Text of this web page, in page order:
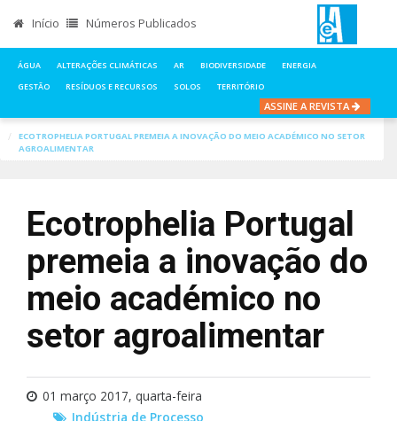
Início Números Publicados
ÁGUA ALTERAÇÕES CLIMÁTICAS AR BIODIVERSIDADE
ENERGIA
GESTÃO
RESÍDUOS E RECURSOS SOLOS TERRITÓRIO
ASSINE A REVISTA
ECOTROPHELIA PORTUGAL PREMEIA A INOVAÇÃO DO MEIO ACADÉMICO NO SETOR
AGROALIMENTAR
Ecotrophelia Portugal
premeia a inovação do
meio académico no
setor agroalimentar
01 março 2017, quarta-feira
Indústria de Processo